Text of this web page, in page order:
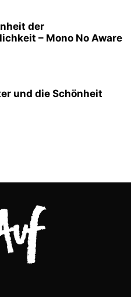
der
– Mono No Aware
und die Schönheit